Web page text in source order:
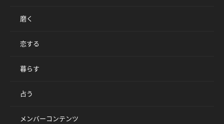
磨く
恋する
暮らす
占う
メンバーコンテンツ